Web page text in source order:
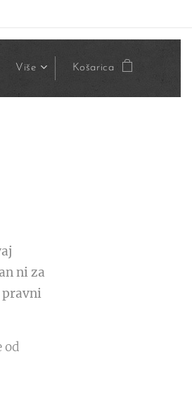
Više Košarica
ni za
pravni
od